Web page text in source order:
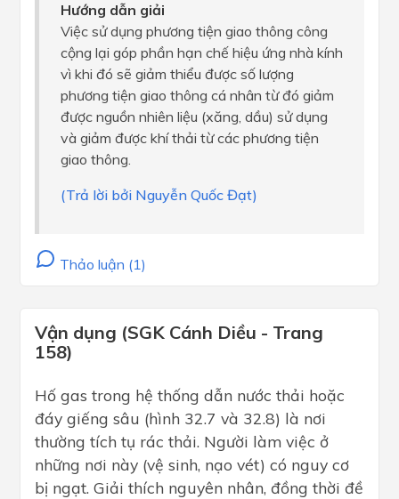
Hướng dẫn giải
Việc sử dụng phương tiện giao thông công
cộng lại góp phần hạn chế hiệu ứng nhà kính
vì khi đó sẽ giảm thiểu được số lượng
phương tiện giao thông cá nhân từ đó giảm
được nguồn nhiên liệu (xăng, dầu) sử dụng
và giảm được khí thải từ các phương tiện
giao thông.
(Trả lời bởi Nguyễn Quốc Đạt)
Thảo luận (1)
Vận dụng (SGK Cánh Diều - Trang
158)
Hố gas trong hệ thống dẫn nước thải hoặc
đáy giếng sâu (hình 32.7 và 32.8) là nơi
thường tích tụ rác thải. Người làm việc ở
những nơi này (vệ sinh, nạo vét) có nguy cơ
bị ngạt. Giải thích nguyên nhân, đồng thời đề